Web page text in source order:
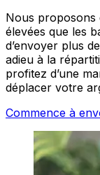
Nous proposons
élevées que les
d’envoyer plus
adieu à la
profitez d’une
déplacer votre
Commence à